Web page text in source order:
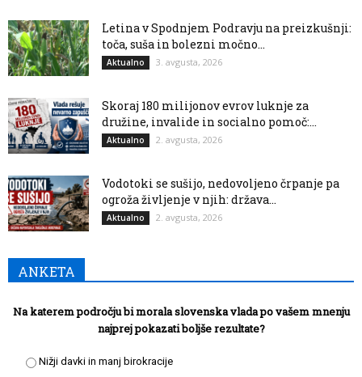
Letina v Spodnjem Podravju na preizkušnji:
toča, suša in bolezni močno...
Aktualno 3. avgusta, 2026
Skoraj 180 milijonov evrov luknje za
družine, invalide in socialno pomoč:...
Aktualno 2. avgusta, 2026
Vodotoki se sušijo, nedovoljeno črpanje pa
ogroža življenje v njih: država...
Aktualno 2. avgusta, 2026
ANKETA
Na katerem področju bi morala slovenska vlada po vašem mnenju
najprej pokazati boljše rezultate?
Nižji davki in manj birokracije